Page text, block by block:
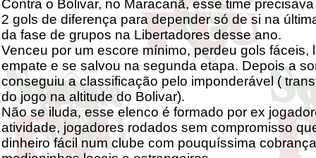
Contra o Bolivar, no Maracanã, esse time
2 gols de diferença para depender só de si na
da fase de grupos na Libertadores desse ano.
Venceu por um escore mínimo, perdeu gols fáceis,
empate e se salvou na segunda etapa. Depois a
conseguiu a classificação pelo imponderável (
do jogo na altitude do Bolivar).
Não se iluda, esse elenco é formado por ex
atividade, jogadores rodados sem compromisso
dinheiro fácil num clube com pouquíssima